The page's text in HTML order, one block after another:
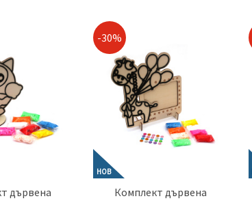
дървена
-30%
НОВ
Комплект дървена